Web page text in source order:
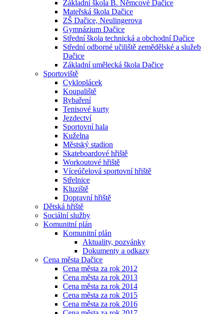
Základní škola B. Němcové Dačice
Mateřská škola Dačice
ZŠ Dačice, Neulingerova
Gymnázium Dačice
Střední škola technická a obchodní Dačice
Střední odborné učiliště zemědělské a služeb
Dačice
Základní umělecká škola Dačice
Sportoviště
Cykloplácek
Koupaliště
Rybaření
Tenisové kurty
Jezdectví
Sportovní hala
Kuželna
Městský stadion
Skateboardové hřiště
Workoutové hřiště
Víceúčelová sportovní hřiště
Střelnice
Kluziště
Dopravní hřiště
Dětská hřiště
Sociální služby
Komunitní plán
Komunitní plán
Aktuality, pozvánky
Dokumenty a odkazy
Cena města Dačice
Cena města za rok 2012
Cena města za rok 2013
Cena města za rok 2014
Cena města za rok 2015
Cena města za rok 2016